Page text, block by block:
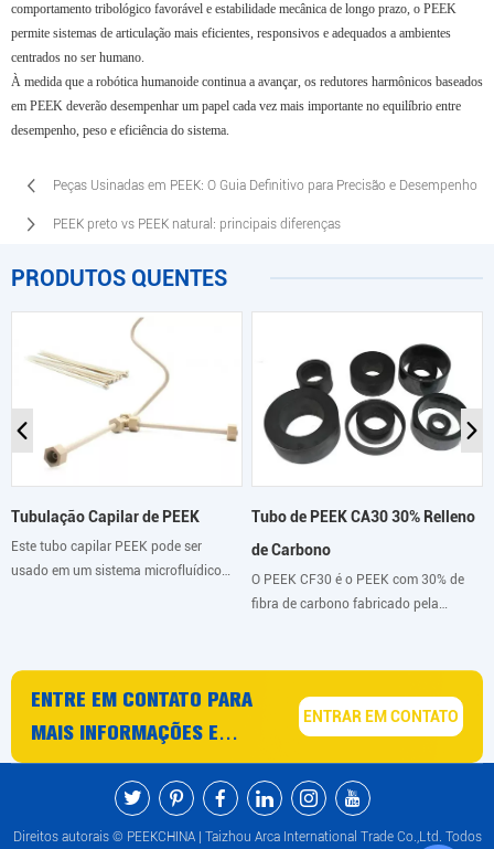
comportamento tribológico favorável e estabilidade mecânica de longo prazo, o PEEK
permite sistemas de articulação mais eficientes, responsivos e adequados a ambientes
centrados no ser humano.
À medida que a robótica humanoide continua a avançar, os redutores harmônicos baseados
em PEEK deverão desempenhar um papel cada vez mais importante no equilíbrio entre
desempenho, peso e eficiência do sistema.
Peças Usinadas em PEEK: O Guia Definitivo para Precisão e Desempenho
PEEK preto vs PEEK natural: principais diferenças
PRODUTOS QUENTES
Tubulação Capilar de PEEK
Este tubo capilar PEEK pode ser
usado em um sistema microfluídico
fluídica.
Tubo de PEEK CA30 30% Relleno
de Carbono
O PEEK CF30 é o PEEK com 30% de
fibra de carbono fabricado pela
alto nível de rigidez e resistência à
fluência.
ENTRE EM CONTATO PARA
MAIS INFORMAÇÕES E
CONSELHOS SOBRE
PRODUTOS E SERVIÇOS PEEK
ENTRAR EM CONTATO
Direitos autorais © PEEKCHINA | Taizhou Arca International Trade Co.,Ltd. Todos